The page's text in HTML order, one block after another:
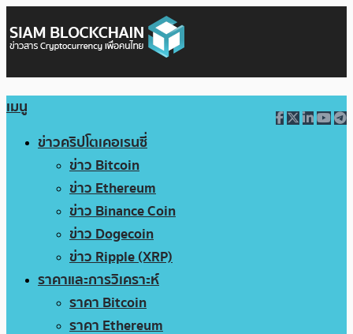
เมนู
ข่าวคริปโตเคอเรนซี่
ข่าว Bitcoin
ข่าว Ethereum
ข่าว Binance Coin
ข่าว Dogecoin
ข่าว Ripple (XRP)
ราคาและการวิเคราะห์
ราคา Bitcoin
ราคา Ethereum